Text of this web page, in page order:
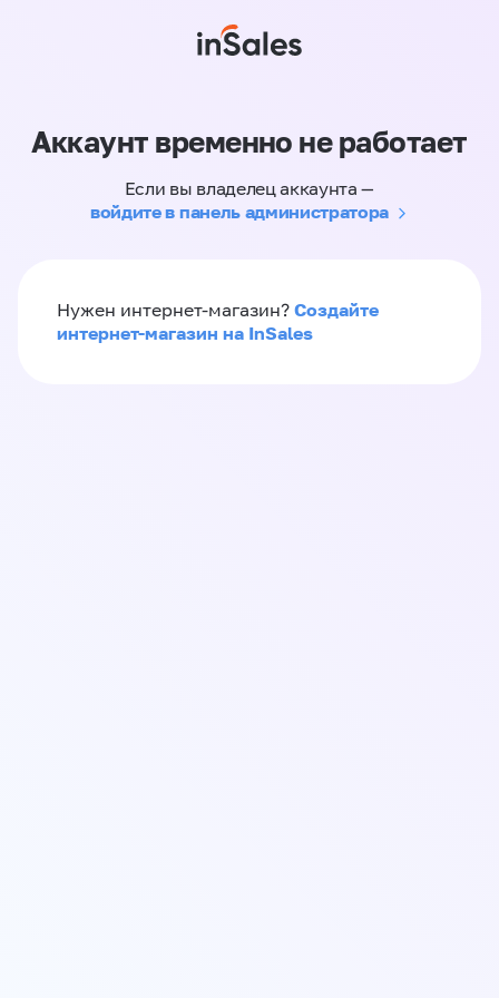
Аккаунт временно не работает
Если вы владелец аккаунта —
войдите в панель администратора
Нужен интернет-магазин? Создайте
интернет-магазин на InSales